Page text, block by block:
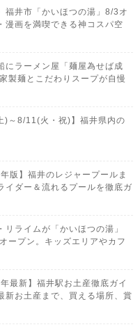
福井市「かいほつの湯」8/3オ
漫画を満喫できる神コスパ空
にラーメン屋「麺屋為せば成
製麺とこだわりスープが自慢
)～8/11(火・祝)】福井県内の
版】福井のレジャープールま
イダー＆流れるプールを徹底ガ
リライムが「かいほつの湯」
ープン。キッズエリアやカフ
最新】福井駅お土産徹底ガイ
新お土産まで、買える場所、賞